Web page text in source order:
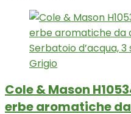
Cole & Mason
erbe aromatiche